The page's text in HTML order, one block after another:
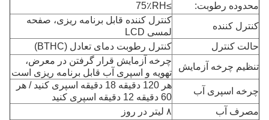
محدوده رطوبت:
≥75٪RH
کنترل کننده
کنترل کننده قابل برنامه ریزی، صفحه
لمسی LCD
حالت کنترل
کنترل رطوبت دمای تعادل (BTHC)
تنظیم چرخه آزمایش
چرخه آزمایش قرار گرفتن در معرض،
تهویه و اسپری آب قابل برنامه ریزی است
چرخه اسپری آب
هر 120 دقیقه 18 دقیقه اسپری کنید / هر
60 دقیقه 12 دقیقه اسپری کنید
مصرف آب
۸ لیتر در روز